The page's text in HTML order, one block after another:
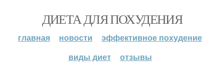
ДИЕТА ДЛЯ ПОХУДЕНИЯ
главная новости
эффективное похудение
виды диет
отзывы